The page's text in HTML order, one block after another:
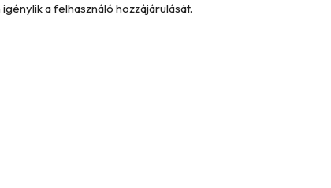
a felhasználó hozzájárulását.